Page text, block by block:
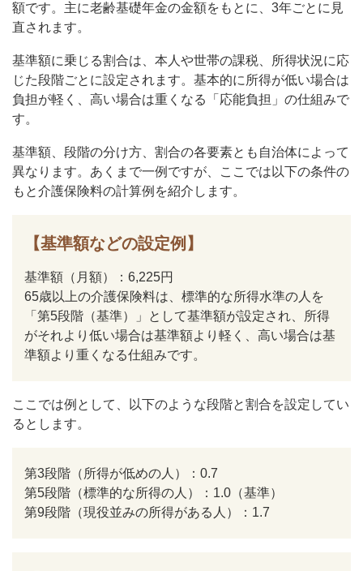
額です。主に老齢基礎年金の金額をもとに、3年ごとに見
直されます。
基準額に乗じる割合は、本人や世帯の課税、所得状況に応
じた段階ごとに設定されます。基本的に所得が低い場合は
負担が軽く、高い場合は重くなる「応能負担」の仕組みで
す。
基準額、段階の分け方、割合の各要素とも自治体によって
異なります。あくまで一例ですが、ここでは以下の条件の
もと介護保険料の計算例を紹介します。
【基準額などの設定例】
基準額（月額）：6,225円
65歳以上の介護保険料は、標準的な所得水準の人を
「第5段階（基準）」として基準額が設定され、所得
がそれより低い場合は基準額より軽く、高い場合は基
準額より重くなる仕組みです。
ここでは例として、以下のような段階と割合を設定してい
るとします。
第3段階（所得が低めの人）：0.7
第5段階（標準的な所得の人）：1.0（基準）
第9段階（現役並みの所得がある人）：1.7